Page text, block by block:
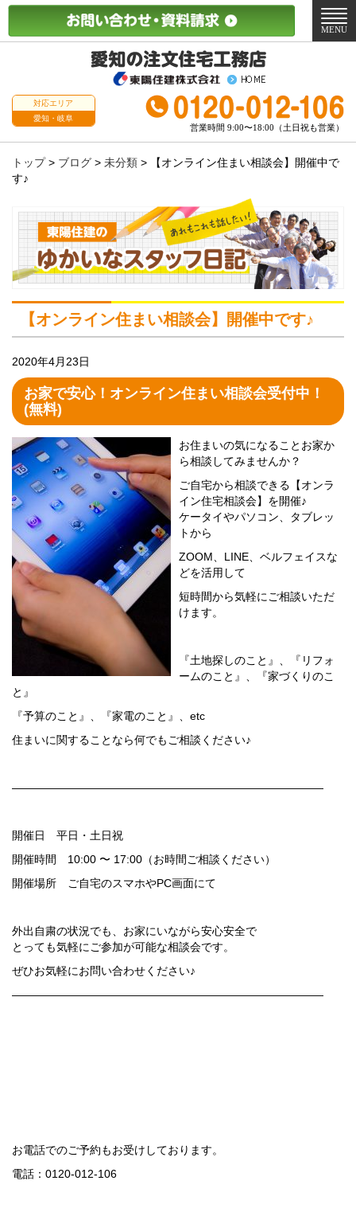
対応エリア
愛知・岐阜
営業時間 9:00〜18:00（土日祝も営業）
メ
ニ
MENU
トップ> ブログ > 未分類 >
【オンライン住まい相談会】開催中で
す♪
【オンライン住まい相談会】開催中です♪
2020年4月23日
お家で安心！オンライン住まい相談会受付中！
(無料)
お住ま いの気になることお家か
ら相談してみませんか？
ご自宅から相談できる【オンラ
イン住宅相談会】を開催♪
ケータイやパソコン、タブレッ
トから
ZOOM、LINE、ベルフェイスな
どを活用して
短時間から気軽にご相談いただ
けます。
『土地探しのこと』、『リフォ
ームのこと』、『家づくりのこ
と』
『予算のこと』、『家電のこと』、etc
住まいに関することなら何でもご相談ください♪
――――――――――――――――――――――――――――
開催日 平日・土日祝
開催時間 10:00 〜 17:00（お時間ご相談ください）
開催場所 ご自宅のスマホやPC画面にて
外出自粛の状況でも、お家にいながら安心安全で
とっても気軽にご参加が可能な相談会です。
ぜひお気軽にお問い合わせください♪
――――――――――――――――――――――――――――
お電話でのご予約もお受けしております。
電話：0120-012-106